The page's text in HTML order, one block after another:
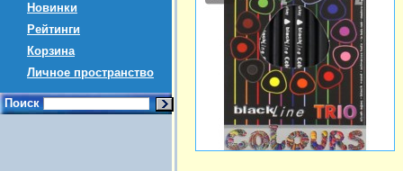
Новинки
Рейтинги
Корзина
Личное пространство
Поиск